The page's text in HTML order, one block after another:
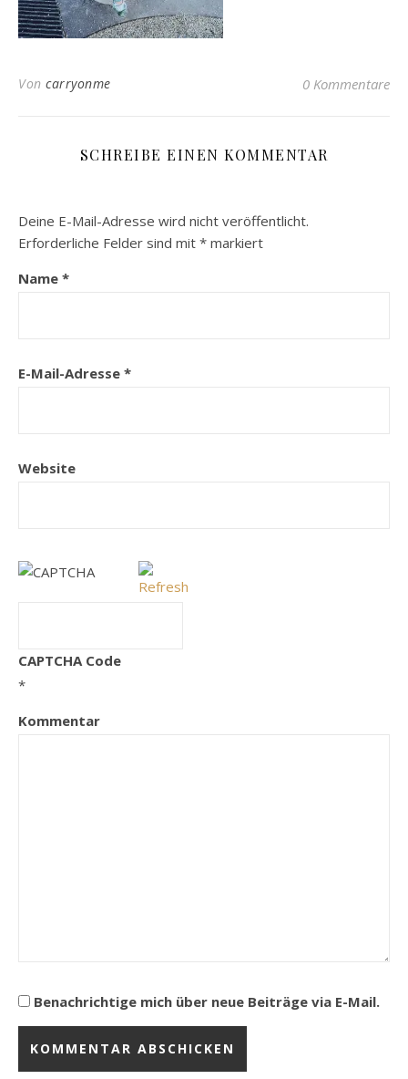
Von carryonme 0 Kommentare
SCHREIBE EINEN KOMMENTAR
Deine E-Mail-Adresse wird nicht veröffentlicht.
Erforderliche Felder sind mit * markiert
Name *
E-Mail-Adresse *
Website
CAPTCHA Code
*
Kommentar
Benachrichtige mich über neue Beiträge via E-Mail.